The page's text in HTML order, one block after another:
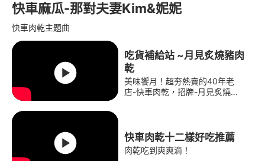
快車麻瓜-那對夫妻Kim&妮妮
快車肉乾主題曲
吃貨補給站 ~月見炙燒豬肉
乾
美味饗月！超夯熱賣的40年老
店-快車肉乾，招牌-月見炙燒豬
現烤、包裝出貨，口感肉汁100
新鮮！嫩度嚼勁都保持最完美的
狀態！
快車肉乾十二樣好吃推薦
肉乾吃到爽爽滴！